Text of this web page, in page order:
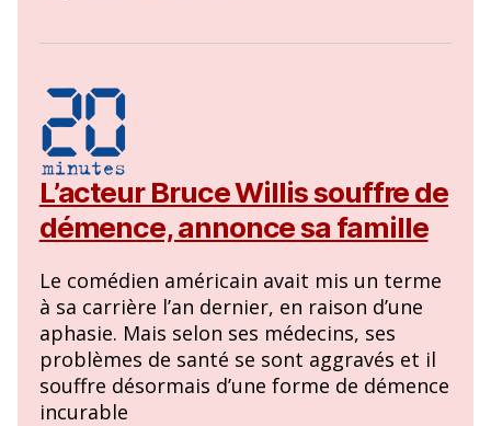
L’acteur Bruce Willis souffre de
démence, annonce sa famille
Le comédien américain avait mis un terme
à sa carrière l’an dernier, en raison d’une
aphasie. Mais selon ses médecins, ses
problèmes de santé se sont aggravés et il
souffre désormais d’une forme de démence
incurable